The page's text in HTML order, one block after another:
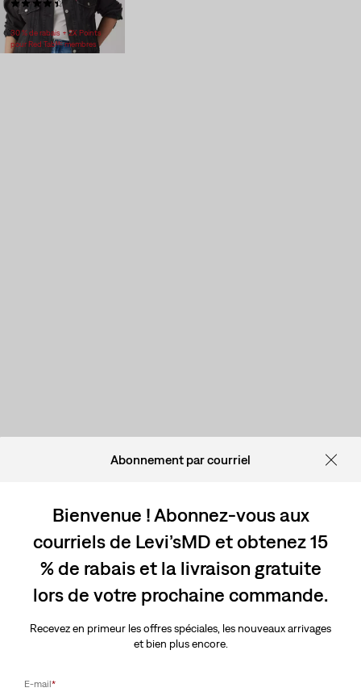
(55)
118,00 $
30 % de rabais + 2X Points
pour Red Tabᴹᶜ membres
Abonnement par courriel
Bienvenue ! Abonnez-vous aux
courriels de Levi’sMD et obtenez 15
% de rabais et la livraison gratuite
lors de votre prochaine commande.
Recevez en primeur les offres spéciales, les nouveaux arrivages
et bien plus encore.
E-mail*